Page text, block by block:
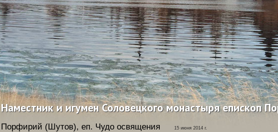
Наместник и игумен Соловецкого монастыря епископ
Порфирий (Шутов), еп. Чудо освящения 15 июня 2014 г.